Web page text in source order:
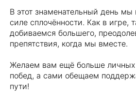
В этот знаменательный день
силе сплочённости. Как в игре,
добиваемся большего,
препятствия, когда мы вместе.
Желаем вам ещё больше
побед, а сами обещаем
пути!